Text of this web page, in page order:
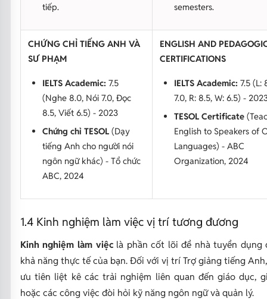
tiếp.
semesters.
CHỨNG CHỈ TIẾNG ANH VÀ
SƯ PHẠM
IELTS Academic: 7.5
(Nghe 8.0, Nói 7.0, Đọc
8.5, Viết 6.5) - 2023
Chứng chỉ TESOL(Dạy
tiếng Anh cho người nói
ngôn ngữ khác) - Tổ chức
ABC, 2024
ENGLISH AND
CERTIFICATIONS
IELTS Academic: 7.5 (L:
7.0, R: 8.5, W: 6.5) -
TESOL Certificate
English to Speakers of
Languages) - ABC
Organization, 2024
1.4 Kinh nghiệm làm việc vị trí tương đương
Kinh nghiệm làm việclà phần cốt lõi để nhà tuyển dụng
khả năng thực tế của bạn. Đối với vị trí Trợ giảng tiếng
ưu tiên liệt kê các trải nghiệm liên quan đến giáo dục,
hoặc các công việc đòi hỏi kỹ năng ngôn ngữ và quản lý.